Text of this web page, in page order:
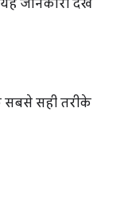
जानकारी देखें
सबसे सही तरीके